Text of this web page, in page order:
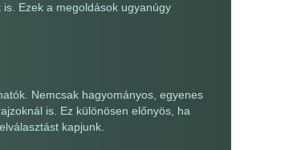
Ezek a megoldások ugyanúgy
Nemcsak hagyományos, egyenes
is. Ez különösen előnyös, ha
kapjunk.